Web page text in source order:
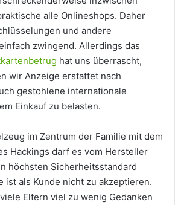
alle Onlineshops. Daher
und andere
zwingend. Allerdings das
hat uns überrascht,
wir Anzeige erstattet nach
gestohlene internationale
Einkauf zu belasten.
im Zentrum der Familie mit dem
Hackings darf es vom Hersteller
höchsten Sicherheitsstandard
ist als Kunde nicht zu akzeptieren.
Eltern viel zu wenig Gedanken